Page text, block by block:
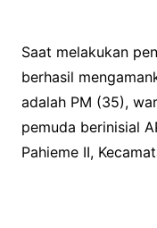
Saat melakukan
berhasil
adalah PM (35),
pemuda berinisial
Pahieme II,